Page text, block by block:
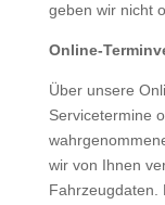
geben wir nicht
Online-
Über unsere
Servicetermine
wir von Ihnen
Fahrzeugdaten.